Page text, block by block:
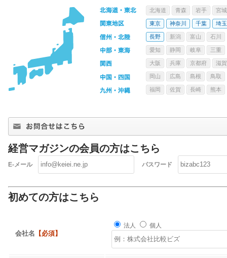
北海道 青森 岩手 宮城
東京 神奈川 千葉 埼玉
長野 新潟 富山 石川
愛知 静岡 岐阜 三重
大阪 兵庫 京都府 滋賀
岡山 広島 島根 鳥取
福岡 佐賀 長崎 熊本
経営マガジンの会員の方はこちら
E-メール パスワード
初めての方はこちら
会社名 【必須】
法人 個人